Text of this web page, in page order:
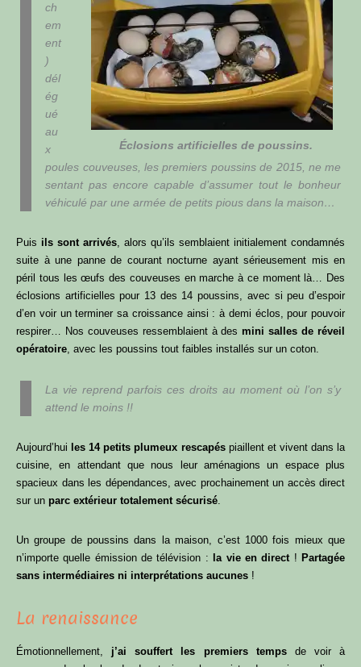
Éclosions artificielles de poussins.
ch
em
ent
)
dél
ég
ué
au
x
poules couveuses, les premiers poussins de 2015, ne me
sentant pas encore capable d’assumer tout le bonheur
véhiculé par une armée de petits pious dans la maison…
Puis ils sont arrivés, alors qu’ils semblaient initialement condamnés
suite à une panne de courant nocturne ayant sérieusement mis en
péril tous les œufs des couveuses en marche à ce moment là… Des
éclosions artificielles pour 13 des 14 poussins, avec si peu d’espoir
d’en voir un terminer sa croissance ainsi : à demi éclos, pour pouvoir
respirer… Nos couveuses ressemblaient à desmini salles de réveil
opératoire, avec les poussins tout faibles installés sur un coton.
La vie reprend parfois ces droits au moment où l’on s’y
attend le moins !!
Aujourd’hui les 14 petits plumeux rescapéspiaillent et vivent dans la
cuisine, en attendant que nous leur aménagions un espace plus
spacieux dans les dépendances, avec prochainement un accès direct
sur un parc extérieur totalement sécurisé.
Un groupe de poussins dans la maison, c’est 1000 fois mieux que
n’importe quelle émission de télévision :
la vie en direct! Partagée
sans intermédiaires ni interprétations aucunes !
La renaissance
Émotionnellement, j’ai souffert les premiers tempsde voir à